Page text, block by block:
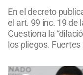
En el decreto
el art. 99 inc. 19 de
Cuestiona la
los pliegos.